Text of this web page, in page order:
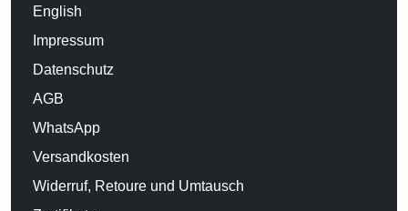
English
Impressum
Datenschutz
AGB
WhatsApp
Versandkosten
Widerruf, Retoure und Umtausch